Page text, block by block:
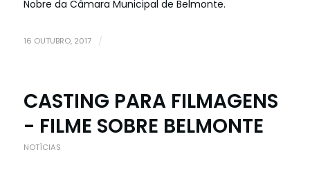
Nobre da Câmara Municipal de Belmonte.
16 OUTUBRO, 2017 /
CASTING PARA FILMAGENS
- FILME SOBRE BELMONTE
NOTÍCIAS